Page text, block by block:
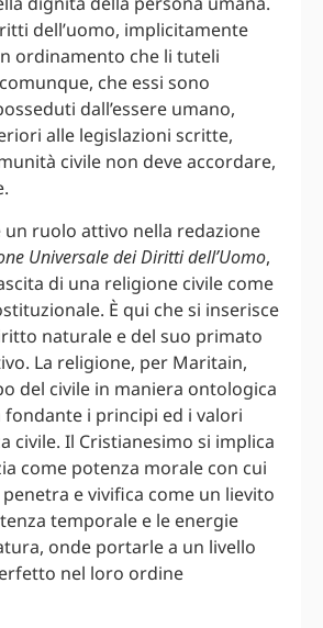
dell’uomo, implicitamente
ordinamento che li tuteli
che essi sono
dall’essere umano,
alle legislazioni scritte,
civile non deve accordare,
un ruolo attivo nella redazione
Universale dei Diritti dell’Uomo,
di una religione civile come
È qui che si inserisce
naturale e del suo primato
La religione, per Maritain,
del civile in maniera ontologica
i principi ed i valori
civile. Il Cristianesimo si implica
come potenza morale con cui
e vivifica come un lievito
temporale e le energie
onde portarle a un livello
nel loro ordine